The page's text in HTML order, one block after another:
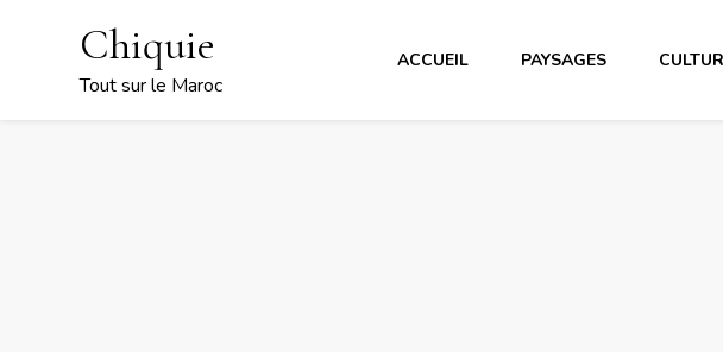
Chiquie
Tout sur le Maroc
ACCUEIL PAYSAGES